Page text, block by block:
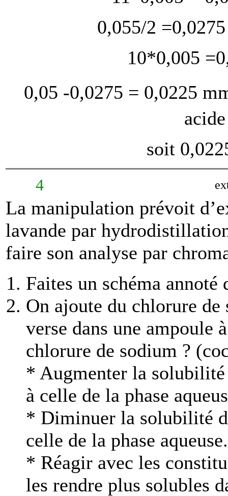
0,055/2
10*0,005
0,05 -0,0275 = 0,0225
soit
4
La manipulation prévoit
lavande par
faire son analyse par
Faites un schéma
On ajoute du chlorure
verse dans une ampoule
chlorure de sodium ?
* Augmenter la solubilité
à celle de la phase
* Diminuer la solubilité
celle de la phase aqueuse.
* Réagir avec les
les rendre plus solubles